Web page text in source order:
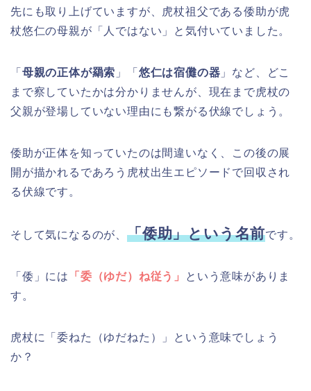
先にも取り上げていますが、虎杖祖父である倭助が虎
杖悠仁の母親が「人ではない」と気付いていました。
「 母親の正体が羂索 」「 悠仁は宿儺の器 」など、どこ
まで察していたかは分かりませんが、現在まで虎杖の
父親が登場していない理由にも繋がる伏線でしょう。
倭助が正体を知っていたのは間違いなく、この後の展
開が描かれるであろう虎杖出生エピソードで回収され
る伏線です。
そして気になるのが、 「倭助」という名前です。
「倭」には 「委（ゆだ）ね従う」
という意味がありま
す。
虎杖に「委ねた（ゆだねた）」という意味でしょう
か？